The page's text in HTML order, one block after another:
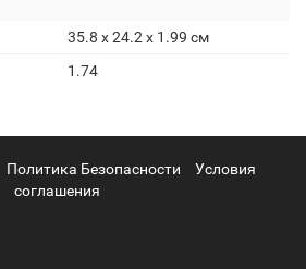
35.8 x 24.2 x 1.99 см
1.74
Политика Безопасности
Условия
соглашения